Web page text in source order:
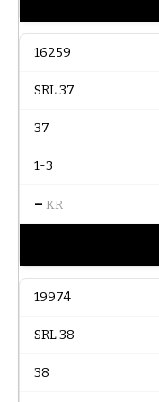
16259
SRL 37
37
1-3
– KR
19974
SRL 38
38